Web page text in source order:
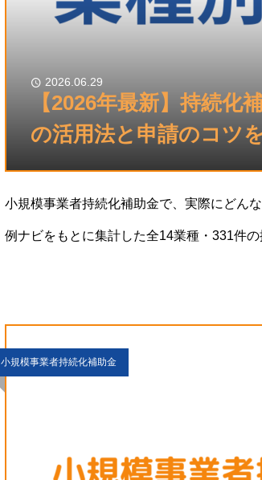
2026.06.29
【2026年最新】持続化
の活用法と申請のコツ
小規模事業者持続化補助金で、実際にどん
例ナビをもとに集計した全14業種・331件
小規模事業者持続化補助金